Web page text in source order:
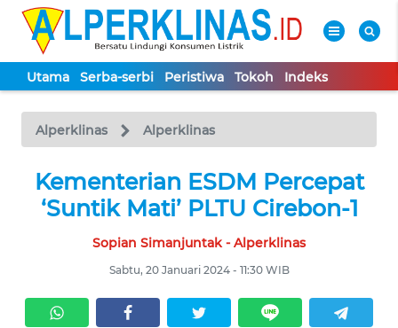
Utama Serba-serbi Peristiwa Tokoh Indeks
Alperklinas Alperklinas
Kementerian ESDM Percepat
‘Suntik Mati’ PLTU Cirebon-1
Sopian Simanjuntak - Alperklinas
Sabtu, 20 Januari 2024 - 11:30 WIB
TV
Tutup
UTAMA
PERISTIWA